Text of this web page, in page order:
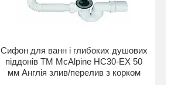
Сифон для ванн і глибоких душових
піддонів ТМ McAlpine HC30-EX 50
мм Англія злив/перелив з корком